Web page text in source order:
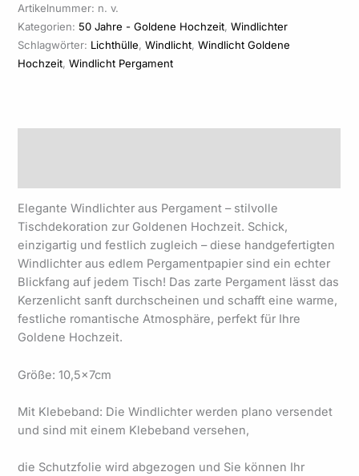
Artikelnummer: n. v.
Kategorien: 50 Jahre - Goldene Hochzeit,Windlichter
Schlagwörter: Lichthülle,Windlicht,Windlicht Goldene
Hochzeit,Windlicht Pergament
Elegante Windlichter aus Pergament – stilvolle
Tischdekoration zur Goldenen Hochzeit. Schick,
einzigartig und festlich zugleich – diese handgefertigten
Windlichter aus edlem Pergamentpapier sind ein echter
Blickfang auf jedem Tisch! Das zarte Pergament lässt das
Kerzenlicht sanft durchscheinen und schafft eine warme,
festliche romantische Atmosphäre, perfekt für Ihre
Goldene Hochzeit.
Größe: 10,5x7cm
Mit Klebeband: Die Windlichter werden plano versendet
und sind mit einem Klebeband versehen,
die Schutzfolie wird abgezogen und Sie können Ihr